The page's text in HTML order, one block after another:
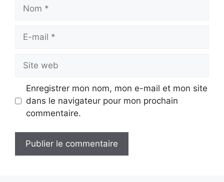
mail
web
Enregistrer mon nom, mon e-mail et mon site
dans le navigateur pour mon prochain
commentaire.